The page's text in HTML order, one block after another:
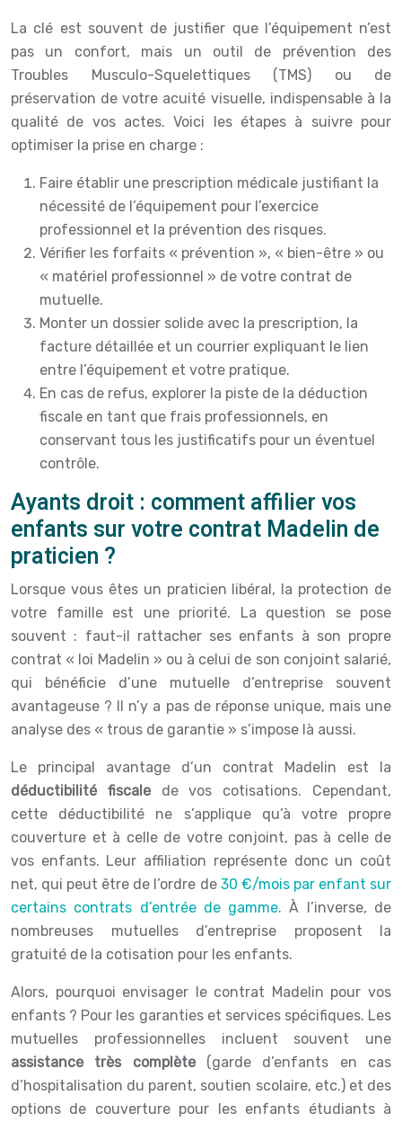
La clé est souvent de justifier que l’équipement n’est
pas un confort, mais un outil de prévention des
Troubles Musculo-Squelettiques (TMS) ou de
préservation de votre acuité visuelle, indispensable à la
qualité de vos actes. Voici les étapes à suivre pour
optimiser la prise en charge :
Faire établir une prescription médicale justifiant la
nécessité de l’équipement pour l’exercice
professionnel et la prévention des risques.
Vérifier les forfaits « prévention », « bien-être » ou
« matériel professionnel » de votre contrat de
mutuelle.
Monter un dossier solide avec la prescription, la
facture détaillée et un courrier expliquant le lien
entre l’équipement et votre pratique.
En cas de refus, explorer la piste de la déduction
fiscale en tant que frais professionnels, en
conservant tous les justificatifs pour un éventuel
contrôle.
Ayants droit : comment affilier vos
enfants sur votre contrat Madelin de
praticien ?
Lorsque vous êtes un praticien libéral, la protection de
votre famille est une priorité. La question se pose
souvent : faut-il rattacher ses enfants à son propre
contrat « loi Madelin » ou à celui de son conjoint salarié,
qui bénéficie d’une mutuelle d’entreprise souvent
avantageuse ? Il n’y a pas de réponse unique, mais une
analyse des « trous de garantie » s’impose là aussi.
Le principal avantage d’un contrat Madelin est la
déductibilité fiscalede vos cotisations. Cependant,
cette déductibilité ne s’applique qu’à votre propre
couverture et à celle de votre conjoint, pas à celle de
vos enfants. Leur affiliation représente donc un coût
net, qui peut être de l’ordre de 30 €/mois par enfant sur
certains contrats d’entrée de gamme. À l’inverse, de
nombreuses mutuelles d’entreprise proposent la
gratuité de la cotisation pour les enfants.
Alors, pourquoi envisager le contrat Madelin pour vos
enfants ? Pour les garanties et services spécifiques. Les
mutuelles professionnelles incluent souvent une
assistance très complète(garde d’enfants en cas
d’hospitalisation du parent, soutien scolaire, etc.) et des
options de couverture pour les enfants étudiants à